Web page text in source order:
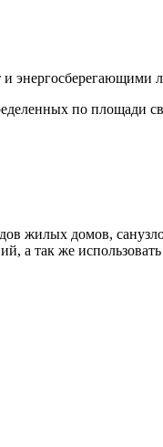
энергосберегающими
по площади
жилых домов,
а так же